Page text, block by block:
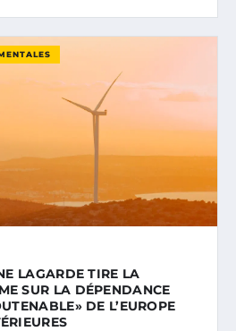
LAGARDE TIRE LA
SUR LA DÉPENDANCE
DE L’EUROPE